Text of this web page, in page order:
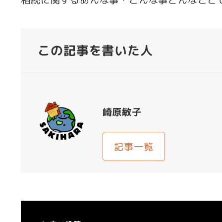
この記事を書いた人
崎原敏子
記事一覧